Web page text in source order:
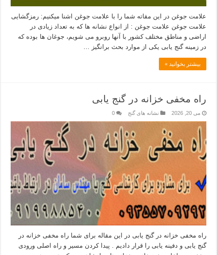
علامت جوغن در این مقاته شما را با علامت جوغن اشنا میکنیم: رمزگشایی
علامت جوغن علامت جوغن : از انواع نشانه ها که به تعداد زیادی در
اراضی و مناطق مختلف کشور با آنها روبرو می شویم، جوغان ها بوده که
در زمینه گنج یابی یکی از موارد بحث برانگیز …
بیشتر بخوانید »
راه مخفی خزانه در گنج یابی
می 20, 2026 نشانه های گنج 0
راه مخفی خزانه در گنج یابی در این مقاله برای شما راه مخفی خزانه در
گنج یابی و دفینه یابی را قرار دادیم . پیدا کردن مسیر و راه اصلی ورودی